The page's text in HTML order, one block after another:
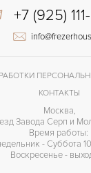
+7 (925)
КОНТАКТЫ
Москва,
Завода Серп и
Время работы:
- Суббота
Воскресенье -